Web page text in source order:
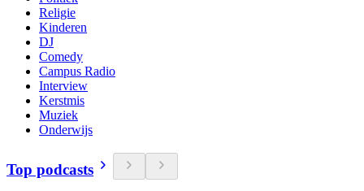
Religie
Kinderen
DJ
Comedy
Campus Radio
Interview
Kerstmis
Muziek
Onderwijs
Top podcasts